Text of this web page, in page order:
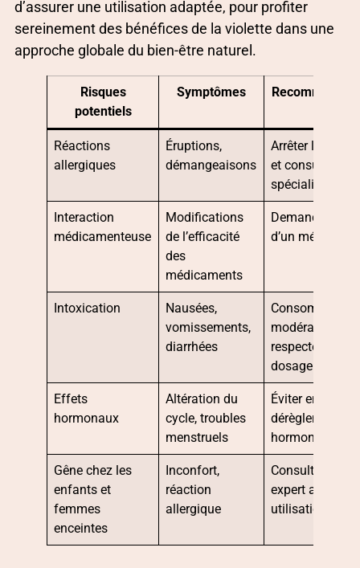
d’assurer une utilisation adaptée, pour profiter
sereinement des bénéfices de la violette dans une
approche globale du bien-être naturel.
Risques
potentiels
Symptômes
Réactions
allergiques
Éruptions,
démangeaisons
Arrêter
et consulter un
spécialiste
Interaction
médicamenteuse
Modifications
de l’efficacité
des
médicaments
Demander
d’un médecin
Intoxication
Nausées,
vomissements,
diarrhées
Consommer
modération et
respecter le
dosage
Effets
hormonaux
Altération du
cycle, troubles
menstruels
Éviter en cas de
dérèglements
hormonaux
Gêne chez les
enfants et
femmes
enceintes
Inconfort,
réaction
allergique
Consulter un
expert avant
utilisation